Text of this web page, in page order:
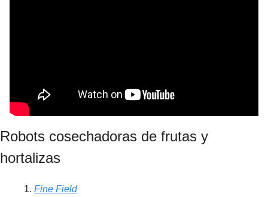
Robots cosechadoras de frutas y
hortalizas
Fine Field